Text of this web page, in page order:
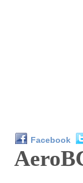
Facebook